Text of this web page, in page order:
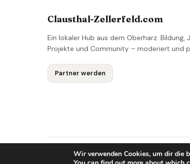
Clausthal-Zellerfeld.com
Ein lokaler Hub aus dem Oberharz: Bildung,
Projekte und Community – moderiert und
Partner werden
© 2026 Clausthal-Zellerfeld Lokales Netzwerk
Wir verwenden Cookies, um dir die